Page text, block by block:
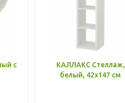
с
КАЛЛАКС Стеллаж,
белый, 42x147 см